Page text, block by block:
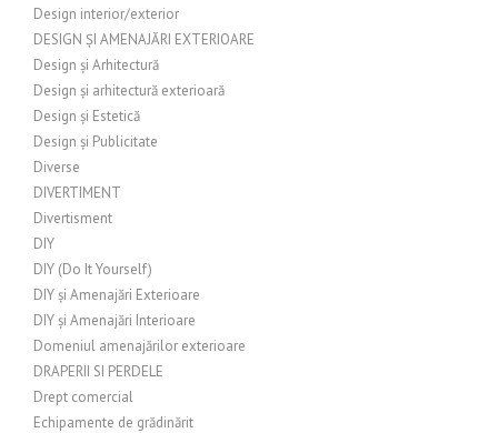
Design interior/exterior
DESIGN ȘI AMENAJĂRI EXTERIOARE
Design și Arhitectură
Design și arhitectură exterioară
Design și Estetică
Design și Publicitate
Diverse
DIVERTIMENT
Divertisment
DIY
DIY (Do It Yourself)
DIY și Amenajări Exterioare
DIY și Amenajări Interioare
Domeniul amenajărilor exterioare
DRAPERII SI PERDELE
Drept comercial
Echipamente de grădinărit